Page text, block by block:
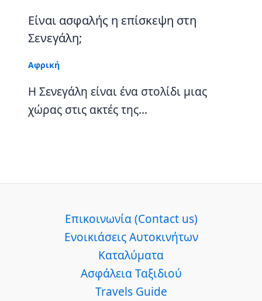
Είναι ασφαλής η επίσκεψη στη
Σενεγάλη;
Αφρική
Η Σενεγάλη είναι ένα στολίδι μιας
χώρας στις ακτές της…
Επικοινωνία (Contact us)
Ενοικιάσεις Αυτοκινήτων
Καταλύματα
Ασφάλεια Ταξιδιού
Travels Guide